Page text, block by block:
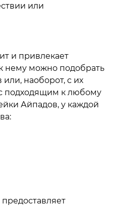
или
и привлекает
нему можно подобрать
или, наоборот, с их
подходящим к любому
Айпадов, у каждой